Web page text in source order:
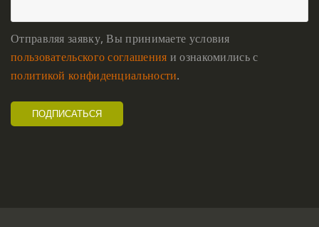
Отправляя заявку, Вы принимаете условия
пользовательского соглашения и ознакомились с
политикой конфиденциальности.